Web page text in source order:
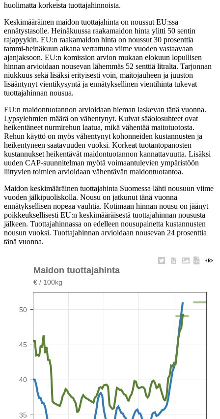
huolimatta korkeista tuottajahinnoista.
Keskimääräinen maidon tuottajahinta on noussut EU:ssa
ennätystasolle. Heinäkuussa raakamaidon hinta ylitti 50 sentin
rajapyykin. EU:n raakamaidon hinta on noussut 30 prosenttia
tammi-heinäkuun aikana verrattuna viime vuoden vastaavaan
ajanjaksoon. EU:n komission arvion mukaan elokuun lopullisen
hinnan arvioidaan nousevan lähemmäs 52 senttiä litralta. Tarjonnan
niukkuus sekä lisäksi erityisesti voin, maitojauheen ja juuston
lisääntynyt vientikysyntä ja ennätyksellinen vientihinta tukevat
tuottajahinnan nousua.
EU:n maidontuotannon arvioidaan hieman laskevan tänä vuonna.
Lypsylehmien määrä on vähentynyt. Kuivat sääolosuhteet ovat
heikentäneet nurmirehun laatua, mikä vähentää maitotuotosta.
Rehun käyttö on myös vähentynyt kohonneiden kustannusten ja
heikentyneen saatavuuden vuoksi. Korkeat tuotantopanosten
kustannukset heikentävät maidontuotannon kannattavuutta. Lisäksi
uuden CAP-suunnitelman myötä voimaantulevien ympäristöön
liittyvien toimien arvioidaan vähentävän maidontuotantoa.
Maidon keskimääräinen tuottajahinta Suomessa lähti nousuun viime
vuoden jälkipuoliskolla. Nousu on jatkunut tänä vuonna
ennätyksellisen nopeaa vauhtia. Kotimaan hinnan nousu on jäänyt
poikkeuksellisesti EU:n keskimääräisestä tuottajahinnan noususta
jälkeen. Tuottajahinnassa on edelleen nousupainetta kustannusten
nousun vuoksi. Tuottajahinnan arvioidaan nousevan 24 prosenttia
tänä vuonna.